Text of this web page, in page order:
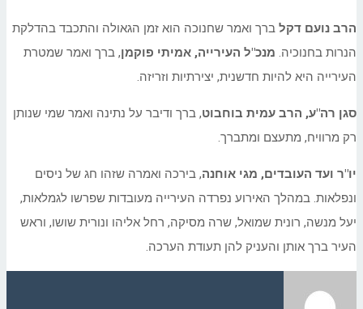
הרב נועם דקל ברך ואמר שחנוכה הוא זמן הגאולה והתכבד בהדלקת
הנרות בחנוכיה. מנכ"ל העירייה, אמיתי פוקמן, ברך ואמר שמטרת
העירייה היא להיות חדשנית, יצירתיות וזריזה.
סגן רה"ע, הרב עמית בוחבוט, ברך ודיבר על נתינה ואמר שמי שנותן
רק מרוויח, מתעצם ומתברך.
יו"ר ועד העובדים, מגי אוחנה, בירכה ואמרה שזהו חג של ניסים
ונפלאות. במהלך האירוע נפרדה העירייה מעובדות שפרשו לגמלאות,
יעל מנשה, רונית שמואל, שרה מסיקה, רחל אליהו ונורית שושו, וראש
העיר ברך אותן והעניק להן תעודת הערכה.